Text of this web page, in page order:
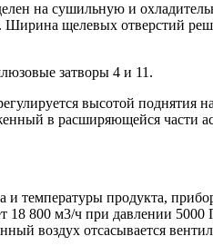
на сушильную и
Ширина щелевых отверстий
затворы 4 и 11.
высотой поднятия
в расширяющейся части
продукта,
18 800 м3/ч при давлении
воздух отсасывается